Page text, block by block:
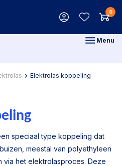
0
Menu
Elektrolas koppeling
speciaal type koppeling dat
meestal van polyethyleen
via het elektrolasproces. Deze